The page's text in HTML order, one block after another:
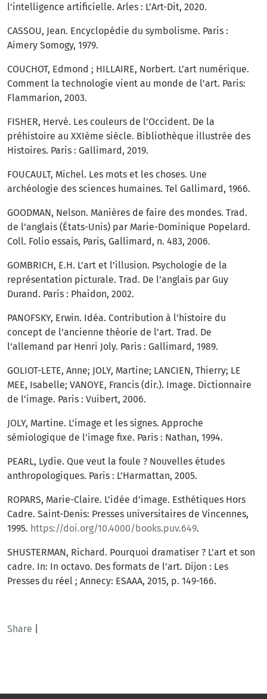
Share
l’intelligence artificielle. Arles : L’Art-Dit, 2020.
CASSOU, Jean. Encyclopédie du symbolisme. Paris :
Aimery Somogy, 1979.
COUCHOT, Edmond ; HILLAIRE, Norbert. L’art numérique.
Comment la technologie vient au monde de l’art. Paris:
Flammarion, 2003.
FISHER, Hervé. Les couleurs de l’Occident. De la
préhistoire au XXIème siècle. Bibliothèque illustrée des
Histoires. Paris : Gallimard, 2019.
FOUCAULT, Michel. Les mots et les choses. Une
archéologie des sciences humaines. Tel Gallimard, 1966.
GOODMAN, Nelson. Manières de faire des mondes. Trad.
de l'anglais (États-Unis) par Marie-Dominique Popelard.
Coll. Folio essais, Paris, Gallimard, n. 483, 2006.
GOMBRICH, E.H. L’art et l’illusion. Psychologie de la
représentation picturale. Trad. De l’anglais par Guy
Durand. Paris : Phaidon, 2002.
PANOFSKY, Erwin. Idéa. Contribution à l’histoire du
concept de l’ancienne théorie de l’art. Trad. De
l’allemand par Henri Joly. Paris : Gallimard, 1989.
GOLIOT-LETE, Anne; JOLY, Martine; LANCIEN, Thierry; LE
MEE, Isabelle; VANOYE, Francis (dir.). Image. Dictionnaire
de l’image. Paris : Vuibert, 2006.
JOLY, Martine. L’image et les signes. Approche
sémiologique de l’image fixe. Paris : Nathan, 1994.
PEARL, Lydie. Que veut la foule ? Nouvelles études
anthropologiques. Paris : L’Harmattan, 2005.
ROPARS, Marie-Claire. L’idée d’image. Esthétiques Hors
Cadre. Saint-Denis: Presses universitaires de Vincennes,
1995. https://doi.org/10.4000/books.puv.649.
SHUSTERMAN, Richard. Pourquoi dramatiser ? L’art et son
cadre. In: In octavo. Des formats de l’art. Dijon : Les
Presses du réel ; Annecy: ESAAA, 2015, p. 149-166.